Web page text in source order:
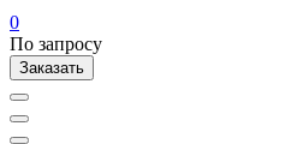
0
По запросу
Заказать